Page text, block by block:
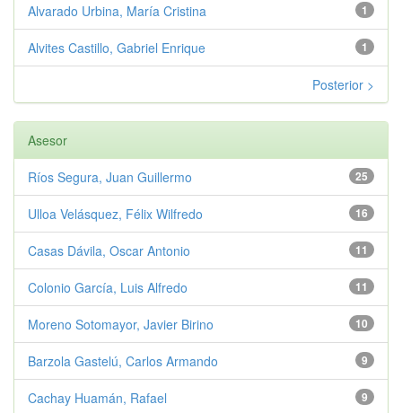
1
Alvarado Urbina, María Cristina
1
Alvites Castillo, Gabriel Enrique
Posterior >
Asesor
25
Ríos Segura, Juan Guillermo
16
Ulloa Velásquez, Félix Wilfredo
11
Casas Dávila, Oscar Antonio
11
Colonio García, Luis Alfredo
10
Moreno Sotomayor, Javier Birino
9
Barzola Gastelú, Carlos Armando
9
Cachay Huamán, Rafael